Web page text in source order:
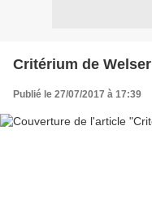
Critérium de Welser
Publié le 27/07/2017 à 17:39